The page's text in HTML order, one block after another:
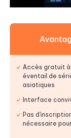
Accès gratuit à
éventail de
asiatiques
Interface
Pas
nécessaire